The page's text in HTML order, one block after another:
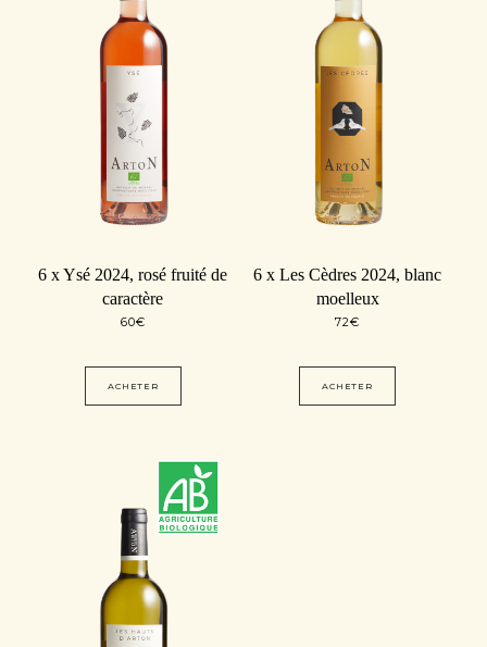
6 x Ysé 2024, rosé fruité de
caractère
60€
ACHETER
6 x Les Cèdres 2024, blanc
moelleux
72€
ACHETER